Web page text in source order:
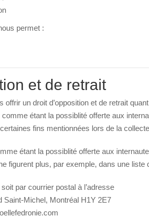
permet :
et de retrait
offrir un droit d’opposition et de retrait
comme étant la possiblité offerte aux
fins mentionnées lors de la
étant la possiblité offerte aux
figurent plus, par exemple, dans une liste
par courrier postal à l’adresse
Saint-Michel, Montréal H1Y 2E7